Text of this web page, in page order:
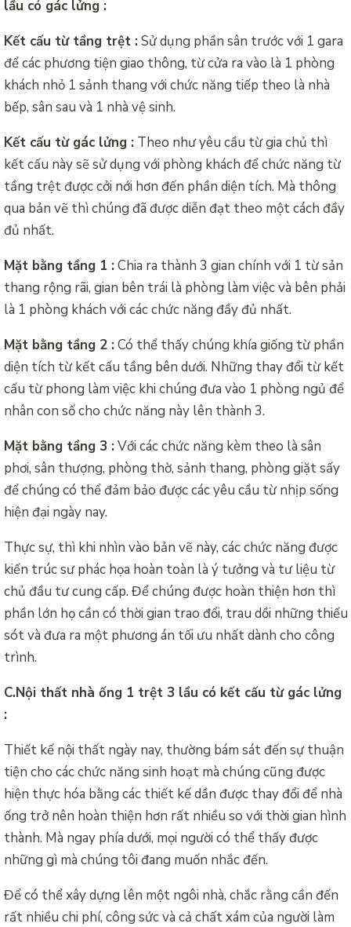
lầu có gác lửng :
Kết cấu từ tầng trệt :Sử dụng phần sân trước với 1 gara
để các phương tiện giao thông, từ cửa ra vào là 1 phòng
khách nhỏ 1 sảnh thang với chức năng tiếp theo là nhà
bếp, sân sau và 1 nhà vệ sinh.
Kết cấu từ gác lửng :Theo như yêu cầu từ gia chủ thì
kết cấu này sẽ sử dụng với phòng khách để chức năng từ
tầng trệt được cởi nới hơn đến phần diện tích. Mà thông
qua bản vẽ thì chúng đã được diễn đạt theo một cách đầy
đủ nhất.
Mặt bằng tầng 1 :Chia ra thành 3 gian chính với 1 từ sản
thang rộng rãi, gian bên trái là phòng làm việc và bên phải
là 1 phòng khách với các chức năng đầy đủ nhất.
Mặt bằng tầng 2 :Có thể thấy chúng khía giống từ phần
diện tích từ kết cấu tầng bên dưới. Những thay đổi từ kết
cấu từ phong làm việc khi chúng đưa vào 1 phòng ngủ để
nhân con số cho chức năng này lên thành 3.
Mặt bằng tầng 3 :Với các chức năng kèm theo là sân
phơi, sân thượng, phòng thờ, sảnh thang, phòng giặt sấy
để chúng có thể đảm bảo được các yêu cầu từ nhịp sống
hiện đại ngày nay.
Thực sự, thì khi nhìn vào bản vẽ này, các chức năng được
kiến trúc sư phác họa hoàn toàn là ý tưởng và tư liệu từ
chủ đầu tư cung cấp. Để chúng được hoàn thiện hơn thì
phần lớn họ cần có thời gian trao đổi, trau dồi những thiếu
sót và đưa ra một phương án tối ưu nhất dành cho công
trình.
C.Nội thất nhà ống 1 trệt 3 lầu có kết cấu từ gác lửng
:
Thiết kế nội thất ngày nay, thường bám sát đến sự thuận
tiện cho các chức năng sinh hoạt mà chúng cũng được
hiện thực hóa bằng các thiết kế dần được thay đổi để nhà
ống trở nên hoàn thiện hơn rất nhiều so với thời gian hình
thành. Mà ngay phía dưới, mọi người có thể thấy được
những gì mà chúng tôi đang muốn nhắc đến.
Để có thể xây dựng lên một ngôi nhà, chắc rằng cần đến
rất nhiều chi phí, công sức và cả chất xám của người làm